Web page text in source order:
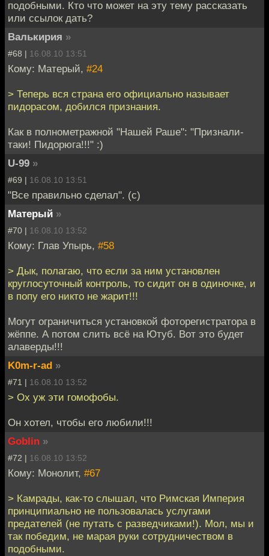
подобными. Кто что может на эту тему рассказать
или ссылок дать?
Валькирия »
#68 | 16.08.10 13:51
Кому: Матерый, #24
> Теперь вся страна его официально называет
пидорасом, добился признания.
Как в полнометражной "Нашей Раше": "Признали-
таки! Пидорюга!!!" :)
U-99 »
#69 | 16.08.10 13:51
"Все правильно сделал". (с)
Матерый »
#70 | 16.08.10 13:52
Кому: Глав Упырь, #58
> Дык, полагаю, что если за ним установлен
круглосуточный контроль, то сидит он в одиночке, и
в попу его никто не жарит!!!
Могут ограничиться установкой фоторегистратора в
жёппе. А потом слить всё на Ютуб. Вот это будет
алаверды!!!
K0m-r-ad »
#71 | 16.08.10 13:52
> Ох уж эти гомофобы.
Он хотел, чтобы его любили!!!
Goblin »
#72 | 16.08.10 13:52
Кому: Монолит, #67
> Камрады, как-то слышал, что Римская Империя
принципиально не пользовалась услугами
предателей (не путать с разведчиками!). Мол, мы и
так победим, не марая руки сотрудничеством в
подобными.